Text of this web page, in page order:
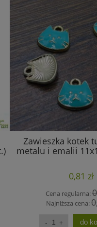
Zawieszka kotek
metalu i emalii
0,81 zł
Cena regularna:
Najniższa cena:
do